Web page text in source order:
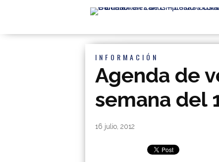
INFORMACIÓN
Agenda de
semana del
By|
16 julio, 2012